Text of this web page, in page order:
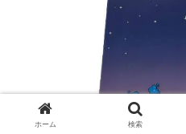
ホーム 検索